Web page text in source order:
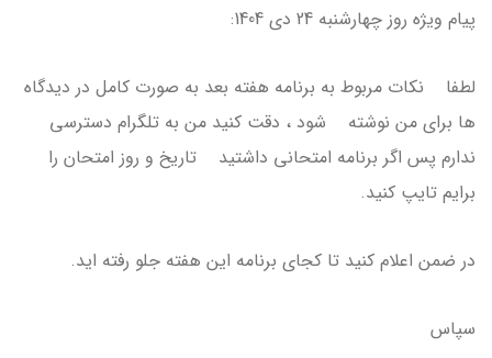
پیام ویژه روز چهارشنبه 24 دی 1404:
لطفا نکات مربوط به برنامه هفته بعد به صورت کامل در دیدگاه
ها برای من نوشته شود ، دقت کنید من به تلگرام دسترسی
ندارم پس اگر برنامه امتحانی داشتید تاریخ و روز امتحان را
برایم تایپ کنید.
در ضمن اعلام کنید تا کجای برنامه این هفته جلو رفته اید.
سپاس